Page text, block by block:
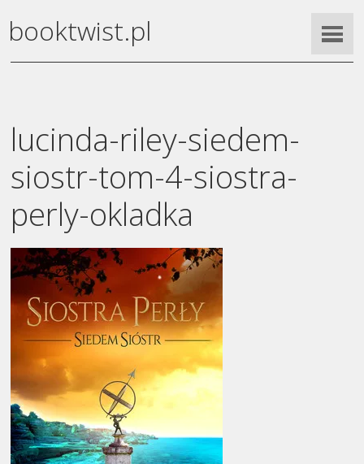
booktwist.pl
lucinda-riley-siedem-
siostr-tom-4-siostra-
perly-okladka